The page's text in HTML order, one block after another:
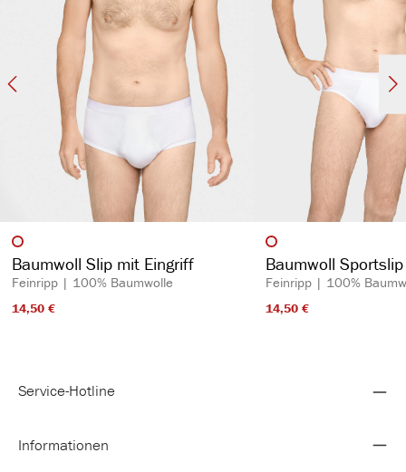
Artikelfarbe
Baumwoll Slip mit Eingriff
Feinripp | 100% Baumwolle
14,50 €​
Artikelfarbe
Baumwoll
Feinripp | 100%
14,50 €​
Service-Hotline
Informationen